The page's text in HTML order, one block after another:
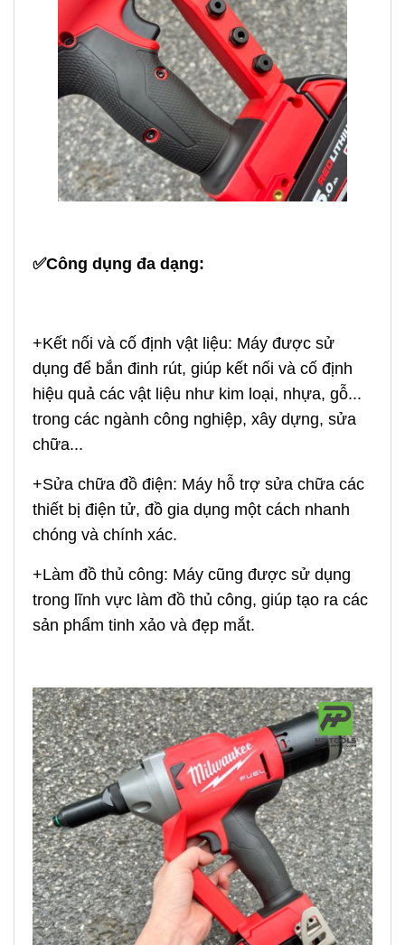
✅Công dụng đa dạng:
+Kết nối và cố định vật liệu: Máy được sử
dụng để bắn đinh rút, giúp kết nối và cố định
hiệu quả các vật liệu như kim loại, nhựa, gỗ...
trong các ngành công nghiệp, xây dựng, sửa
chữa...
+Sửa chữa đồ điện: Máy hỗ trợ sửa chữa các
thiết bị điện tử, đồ gia dụng một cách nhanh
chóng và chính xác.
+Làm đồ thủ công: Máy cũng được sử dụng
trong lĩnh vực làm đồ thủ công, giúp tạo ra các
sản phẩm tinh xảo và đẹp mắt.